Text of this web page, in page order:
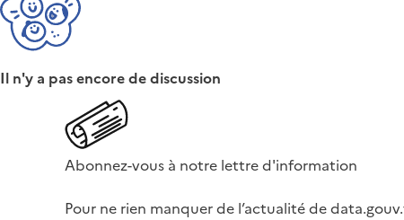
Il n'y a pas encore de discussion
Abonnez-vous à notre lettre d'information
Pour ne rien manquer de l’actualité de